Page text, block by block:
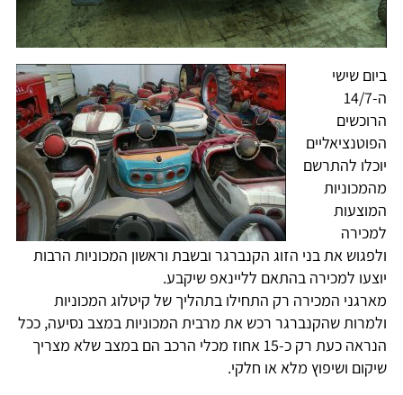
ביום שישי
ה-14/7
הרוכשים
הפוטנציאליים
יוכלו להתרשם
מהמכוניות
המוצעות
למכירה
ולפגוש את בני הזוג הקנברגר ובשבת וראשון המכוניות הרבות
יוצעו למכירה בהתאם לליינאפ שיקבע.
מארגני המכירה רק התחילו בתהליך של קיטלוג המכוניות
ולמרות שהקנברגר רכש את מרבית המכוניות במצב נסיעה, ככל
הנראה כעת רק כ-15 אחוז מכלי הרכב הם במצב שלא מצריך
שיקום ושיפוץ מלא או חלקי.